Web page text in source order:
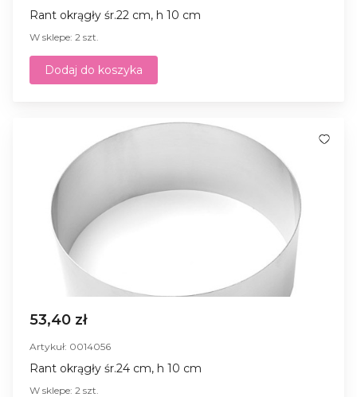
Rant okrągły śr.22 cm, h 10 cm
W sklepe: 2 szt.
Dodaj do koszyka
53,40 zł
Artykuł: 0014056
Rant okrągły śr.24 cm, h 10 cm
W sklepe: 2 szt.